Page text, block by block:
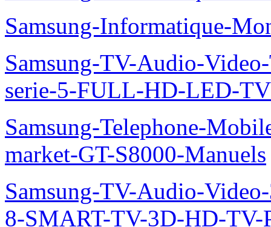
Samsung-Informatique-
Samsung-TV-Audio-
serie-5-FULL-HD-LED-
Samsung-Telephone-
market-GT-S8000-Manuels
Samsung-TV-Audio-
8-SMART-TV-3D-HD-TV-